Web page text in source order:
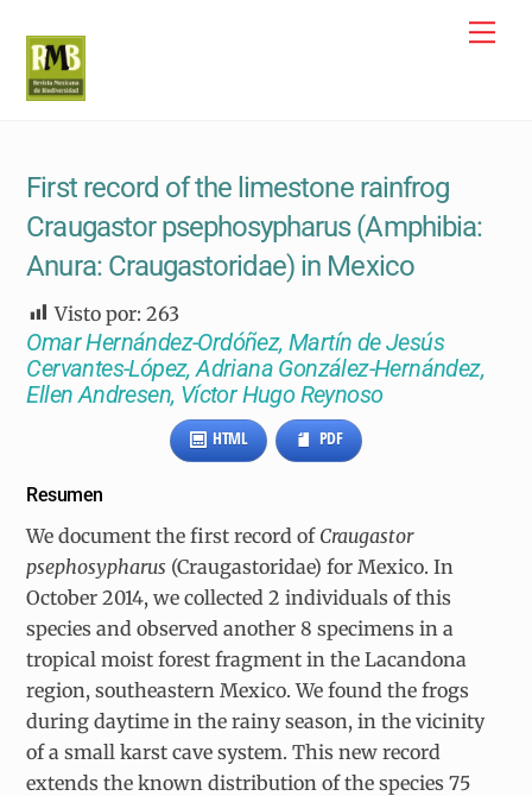
content
First record of the limestone rainfrog
Craugastor psephosypharus (Amphibia:
Anura: Craugastoridae) in Mexico
Visto por: 263
Omar Hernández-Ordóñez, Martín de Jesús
Cervantes-López, Adriana González-Hernández,
Ellen Andresen, Víctor Hugo Reynoso
HTML PDF
Resumen
We document the first record of Craugastor
psephosypharus (Craugastoridae) for Mexico. In
October 2014, we collected 2 individuals of this
species and observed another 8 specimens in a
tropical moist forest fragment in the Lacandona
region, southeastern Mexico. We found the frogs
during daytime in the rainy season, in the vicinity
of a small karst cave system. This new record
extends the known distribution of the species 75